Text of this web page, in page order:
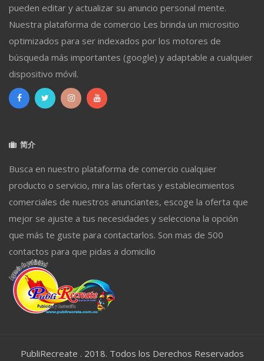
pueden editar y actualizar su anuncio personal mente.
Nuestra plataforma de comercio Les brinda un micrositio
optimizados para ser indexados por los motores de
búsqueda más importantes (google) y adaptable a cualquier
dispositivo móvil.
简介
Busca en nuestro plataforma de comercio cualquier
producto o servicio, mira las ofertas y establecimientos
comerciales de nuestros anunciantes, escoge la oferta que
mejor se ajuste a tus necesidades y selecciona la opción
que más te guste para contactarlos. Son mas de 500
contactos para que pidas a domicilio
PubliRecreate . 2018. Todos los Derechos Reservados